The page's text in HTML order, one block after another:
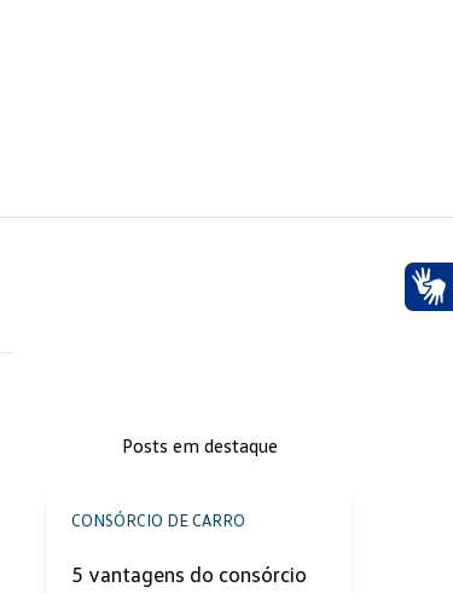
Posts em destaque
CONSÓRCIO DE CARRO
5 vantagens do consórcio